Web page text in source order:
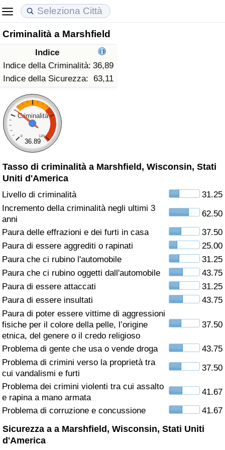
Criminalità a Marshfield
Indice
Indice della Criminalità: 36,89
Indice della Sicurezza: 63,11
Criminalità
0 120
36.89
Tasso di criminalità a Marshfield, Wisconsin, Stati
Uniti d'America
Livello di criminalità
31.25
Incremento della criminalità negli ultimi 3
anni
62.50
Paura delle effrazioni e dei furti in casa
37.50
Paura di essere aggrediti o rapinati
25.00
Paura che ci rubino l'automobile
31.25
Paura che ci rubino oggetti dall'automobile
43.75
Paura di essere attaccati
31.25
Paura di essere insultati
43.75
Paura di poter essere vittime di aggressioni
fisiche per il colore della pelle, l’origine
etnica, del genere o il credo religioso
37.50
Problema di gente che usa o vende droga
43.75
Problema di crimini verso la proprietà tra
cui vandalismi e furti
37.50
Problema dei crimini violenti tra cui assalto
e rapina a mano armata
41.67
Problema di corruzione e concussione
41.67
Sicurezza a a Marshfield, Wisconsin, Stati Uniti
d'America
Costo della vita
Indice Del Costo Della Vita (corrente)
Indice Del Costo Della Vita
Indice del Costo della Vita per Nazione
ad Aqaba
Prezzi degli immobili
Indice del Prezzo delle Case (Corrente)
Indice del Prezzo delle Case
Indice del Prezzo delle Case per Nazione
Qualità della Vita
Indice della Qualità della Vita
Indice della Qualità della Vita (Corrente)
Indice della qualità della vita per Paese
Criminalità
Indice del Tasso di Criminalità (Corrente)
Indice della Criminalità
Indice di criminalità per paese
Assistenza Sanitaria
Indice dell’Assistenza Sanitaria (Corrente)
Indice dell’Assistenza Sanitaria per
Nazione
Inquinamento
Indice dell’Inquinamento (Corrente)
Indice di inquinamento
Indice dell’Inquinamento per Nazione